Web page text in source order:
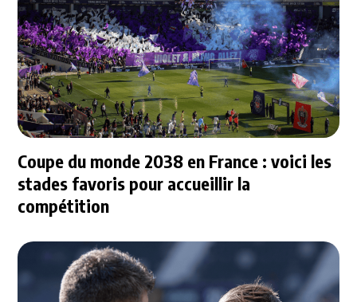
Coupe du monde 2038 en France : voici les
stades favoris pour accueillir la
compétition